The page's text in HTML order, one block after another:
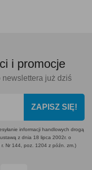
i promocje
newslettera już dziś
ZAPISZ SIĘ!
informacji handlowych drogą
z dnia 18 lipca 2002r. o
Nr 144, poz. 1204 z późn. zm.)